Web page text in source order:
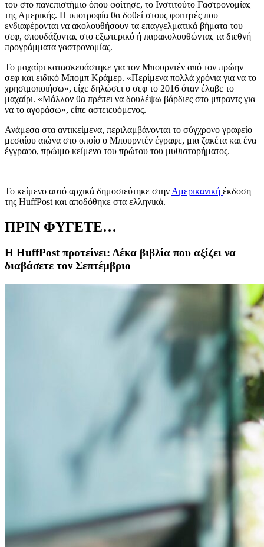
του στο πανεπιστήμιο όπου φοίτησε, το Ινστιτούτο Γαστρονομίας
της Αμερικής. Η υποτροφία θα δοθεί στους φοιτητές που
ενδιαφέρονται να ακολουθήσουν τα επαγγελματικά βήματα του
σεφ, σπουδάζοντας στο εξωτερικό ή παρακολουθώντας τα διεθνή
προγράμματα γαστρονομίας.
Το μαχαίρι κατασκευάστηκε για τον Μπουρντέν από τον πρώην
σεφ και ειδικό Μπομπ Κράμερ. «Περίμενα πολλά χρόνια για να το
χρησιμοποιήσω», είχε δηλώσει ο σεφ το 2016 όταν έλαβε το
μαχαίρι. «Μάλλον θα πρέπει να δουλέψω βάρδιες στο μπραντς για
να το αγοράσω», είπε αστειευόμενος.
Ανάμεσα στα αντικείμενα, περιλαμβάνονται το σύγχρονο γραφείο
μεσαίου αιώνα στο οποίο ο Μπουρντέν έγραφε, μια ζακέτα και ένα
έγγραφο, πρώιμο κείμενο του πρώτου του μυθιστορήματος.
Το κείμενο αυτό αρχικά δημοσιεύτηκε στην Αμερικανική έκδοση
της HuffPost και αποδόθηκε στα ελληνικά.
ΠΡΙΝ ΦΥΓΕΤΕ…
Η HuffPost προτείνει: Δέκα βιβλία που αξίζει να
διαβάσετε τον Σεπτέμβριο